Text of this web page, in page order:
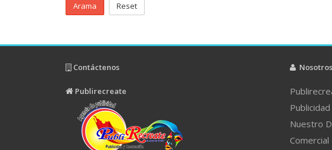
Arama Reset
Contáctenos
Publirecreate
Nosotros
Nuestro